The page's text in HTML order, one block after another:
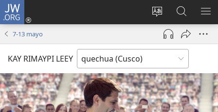
JW.ORG
Direccionpi
akllay
Sutiykiwan
jaykuy
(abre
nueva
JW.ORG
nisqapi
maskhay
7-13 mayo
KAY RIMAYPI LEEY